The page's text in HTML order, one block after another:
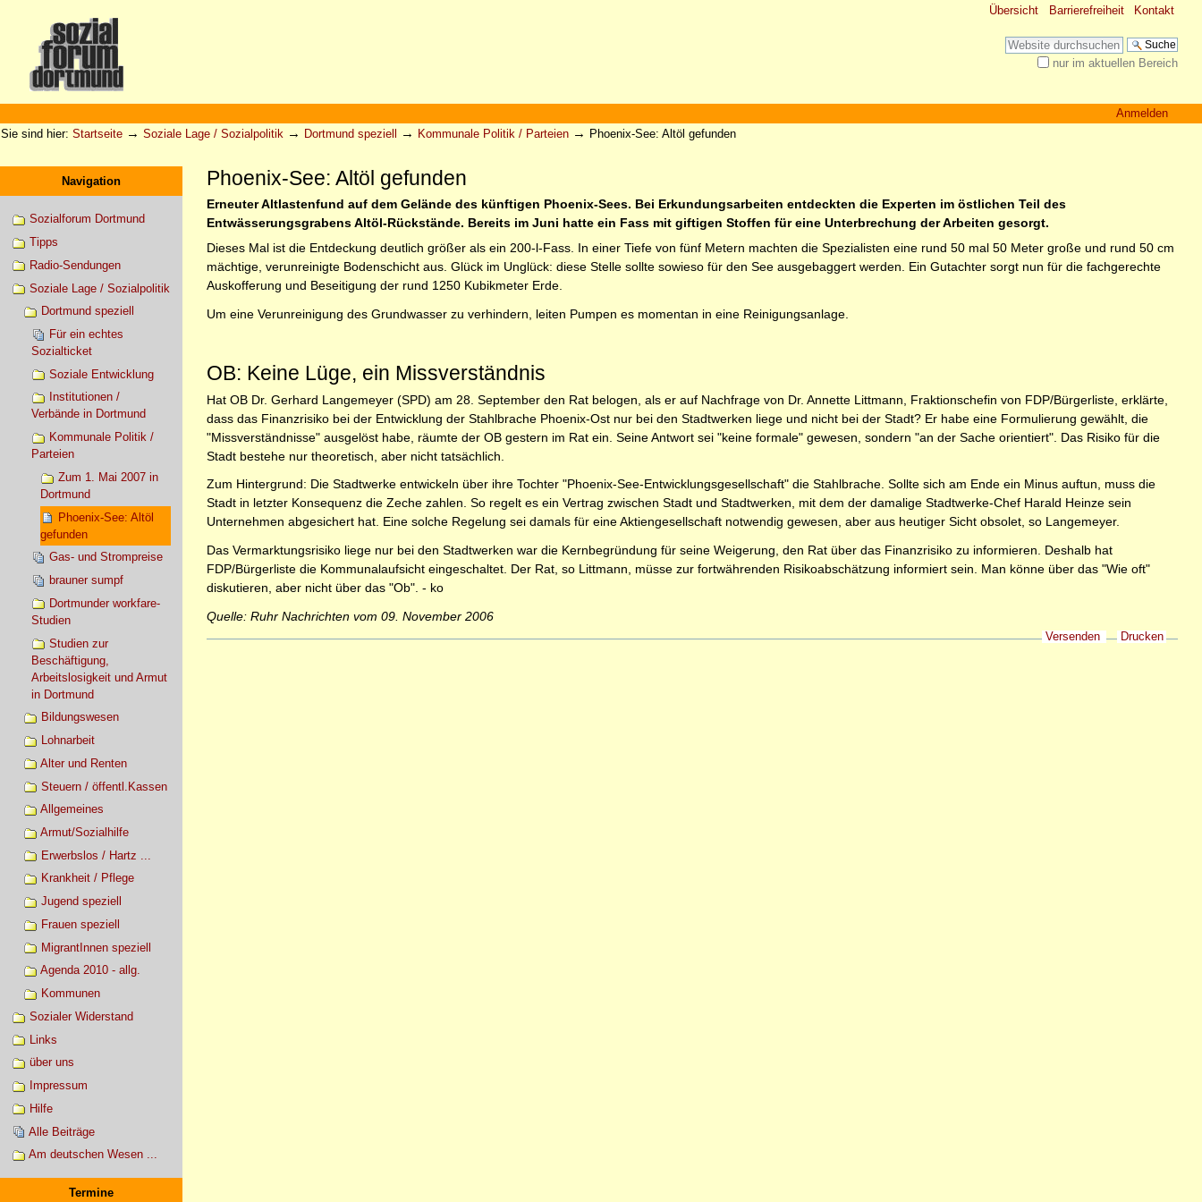
Übersicht Barrierefreiheit Kontakt
Website durchsuchen
nur im aktuellen Bereich
Werkzeuge
Anmelden
Sie sind hier: Startseite → Soziale Lage / Sozialpolitik → Dortmund speziell → Kommunale Politik / Parteien → Phoenix-See: Altöl gefunden
Navigation
Sozialforum Dortmund
Tipps
Radio-Sendungen
Soziale Lage / Sozialpolitik
Dortmund speziell
Für ein echtes
Sozialticket
Soziale Entwicklung
Institutionen /
Verbände in Dortmund
Kommunale Politik /
Parteien
Zum 1. Mai 2007 in
Dortmund
Phoenix-See: Altöl
gefunden
Gas- und Strompreise
brauner sumpf
Dortmunder workfare-
Studien
Studien zur
Beschäftigung,
Arbeitslosigkeit und Armut
in Dortmund
Bildungswesen
Lohnarbeit
Alter und Renten
Steuern / öffentl.Kassen
Allgemeines
Armut/Sozialhilfe
Erwerbslos / Hartz ...
Krankheit / Pflege
Jugend speziell
Frauen speziell
MigrantInnen speziell
Agenda 2010 - allg.
Kommunen
Sozialer Widerstand
Links
über uns
Impressum
Hilfe
Alle Beiträge
Am deutschen Wesen ...
Termine
Phoenix-See: Altöl gefunden
Erneuter Altlastenfund auf dem Gelände des künftigen Phoenix-Sees. Bei Erkundungsarbeiten entdeckten die Experten im östlichen Teil des
Entwässerungsgrabens Altöl-Rückstände. Bereits im Juni hatte ein Fass mit giftigen Stoffen für eine Unterbrechung der Arbeiten gesorgt.
Dieses Mal ist die Entdeckung deutlich größer als ein 200-l-Fass. In einer Tiefe von fünf Metern machten die Spezialisten eine rund 50 mal 50 Meter große und rund 50 cm
mächtige, verunreinigte Bodenschicht aus. Glück im Unglück: diese Stelle sollte sowieso für den See ausgebaggert werden. Ein Gutachter sorgt nun für die fachgerechte
Auskofferung und Beseitigung der rund 1250 Kubikmeter Erde.
Um eine Verunreinigung des Grundwasser zu verhindern, leiten Pumpen es momentan in eine Reinigungsanlage.
OB: Keine Lüge, ein Missverständnis
Hat OB Dr. Gerhard Langemeyer (SPD) am 28. September den Rat belogen, als er auf Nachfrage von Dr. Annette Littmann, Fraktionschefin von FDP/Bürgerliste, erklärte,
dass das Finanzrisiko bei der Entwicklung der Stahlbrache Phoenix-Ost nur bei den Stadtwerken liege und nicht bei der Stadt? Er habe eine Formulierung gewählt, die
"Missverständnisse" ausgelöst habe, räumte der OB gestern im Rat ein. Seine Antwort sei "keine formale" gewesen, sondern "an der Sache orientiert". Das Risiko für die
Stadt bestehe nur theoretisch, aber nicht tatsächlich.
Zum Hintergrund: Die Stadtwerke entwickeln über ihre Tochter "Phoenix-See-Entwicklungsgesellschaft" die Stahlbrache. Sollte sich am Ende ein Minus auftun, muss die
Stadt in letzter Konsequenz die Zeche zahlen. So regelt es ein Vertrag zwischen Stadt und Stadtwerken, mit dem der damalige Stadtwerke-Chef Harald Heinze sein
Unternehmen abgesichert hat. Eine solche Regelung sei damals für eine Aktiengesellschaft notwendig gewesen, aber aus heutiger Sicht obsolet, so Langemeyer.
Das Vermarktungsrisiko liege nur bei den Stadtwerken war die Kernbegründung für seine Weigerung, den Rat über das Finanzrisiko zu informieren. Deshalb hat
FDP/Bürgerliste die Kommunalaufsicht eingeschaltet. Der Rat, so Littmann, müsse zur fortwährenden Risikoabschätzung informiert sein. Man könne über das "Wie oft"
diskutieren, aber nicht über das "Ob". - ko
Quelle: Ruhr Nachrichten vom 09. November 2006
Versenden Drucken